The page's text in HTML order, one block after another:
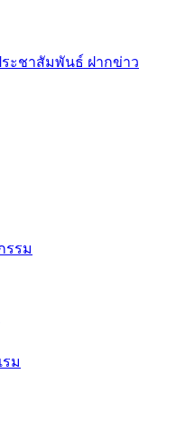
ประชาสัมพันธ์ ฝากข่าว
รรม
ม